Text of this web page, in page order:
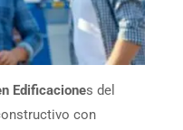
Edificaciones del
con